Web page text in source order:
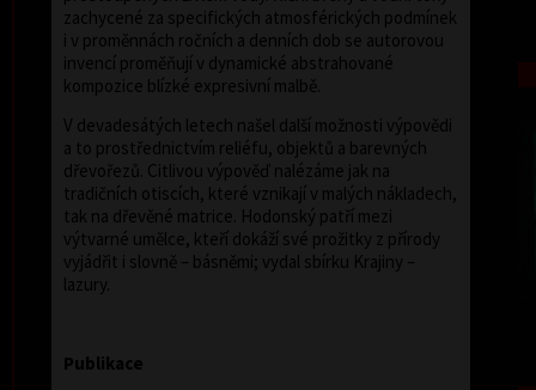
zachycené za specifických atmosférických podmínek
i v proměnnách ročních a denních dob se autorovou
invencí proměňují v dynamické abstrahované
kompozice blízké expresivní malbě.
V devadesátých letech našel další možnosti výpovědi
a to prostřednictvím reliéfu, objektů a barevných
dřevořezů. Citlivou výpověď nalézáme jak na
tradičních otiscích, které vznikají v malých nákladech,
tak na dřevěné matrice. Hodonský patří mezi
výtvarné umělce, kteří dokáží své prožitky z přírody
vyjádřit i slovně – básněmi; vydal sbírku Krajiny –
lazury.
Publikace